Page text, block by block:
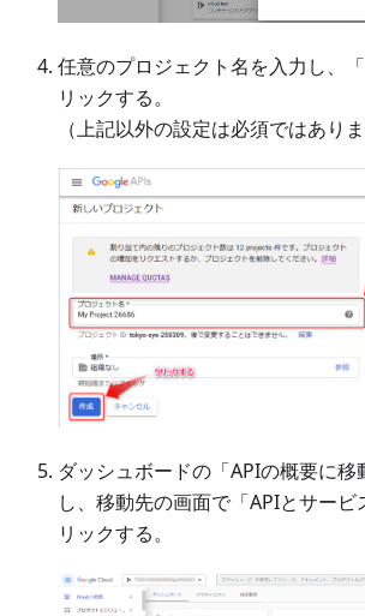
任意のプロジェクト名を入力し、
リックする。
（上記以外の設定は必須ではありま
ダッシュボードの「APIの概要に移
し、移動先の画面で「APIとサービ
リックする。